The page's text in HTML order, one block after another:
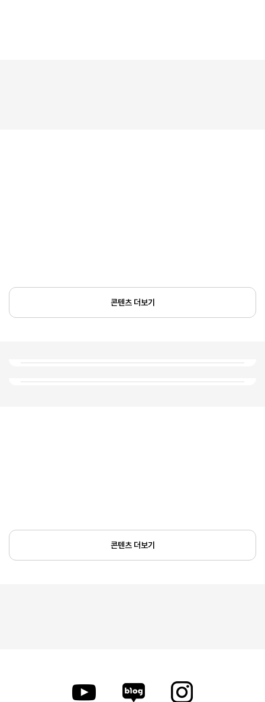
콘텐츠 더보기
콘텐츠 더보기